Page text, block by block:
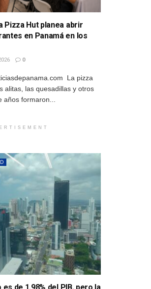
Pizza Hut planea abrir
en Panamá en los
0
La pizza
alitas, las quesadillas y otros
años formaron...